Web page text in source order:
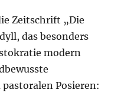
Zeitschrift „Die
das besonders
modern
Posieren: